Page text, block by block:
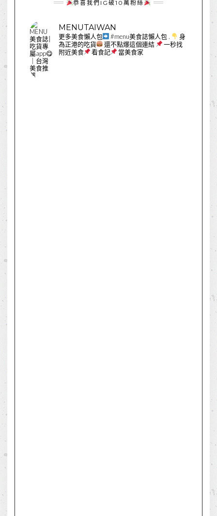
恭喜我們IG破10萬粉絲
MENUTAIWAN
更多美食懶人包 #menu美食誌懶人包 .
身
為正港的吃貨
還不點爆這個連結
一秒找
附近美食
看食記 當美食家